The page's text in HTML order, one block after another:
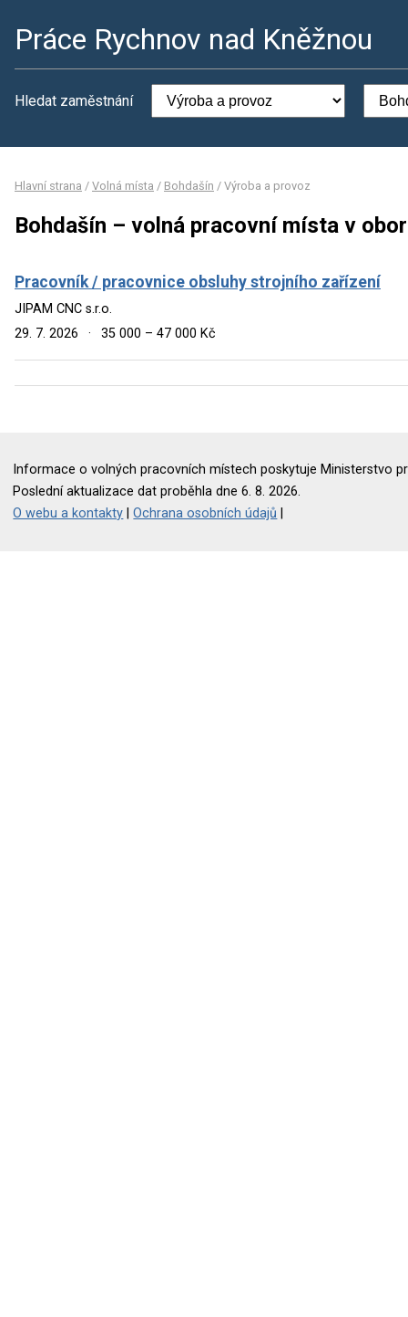
Práce Rychnov nad Kněžnou
Hledat zaměstnání
Hlavní strana / Volná místa / Bohdašín / Výroba a provoz
Bohdašín – volná pracovní místa v
Pracovník / pracovnice obsluhy strojního zařízení
JIPAM CNC s.r.o.
29. 7. 2026
· 35 000 – 47 000 Kč
Informace o volných pracovních místech poskytuje Ministerstvo
Poslední aktualizace dat proběhla dne 6. 8. 2026.
O webu a kontakty |Ochrana osobních údajů